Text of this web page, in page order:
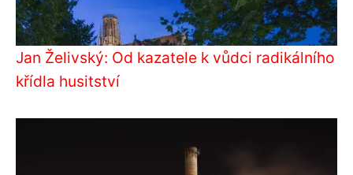
Jan Želivský: Od kazatele k vůdci radikálního
křídla husitství